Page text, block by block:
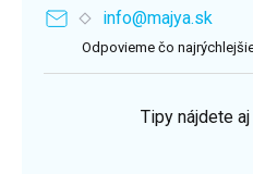
info@majya.sk
Odpovieme čo
Tipy nájdete